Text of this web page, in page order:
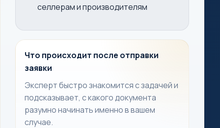
селлерам и производителям
Что происходит после отправки
заявки
Эксперт быстро знакомится с задачей и
подсказывает, с какого документа
разумно начинать именно в вашем
случае.